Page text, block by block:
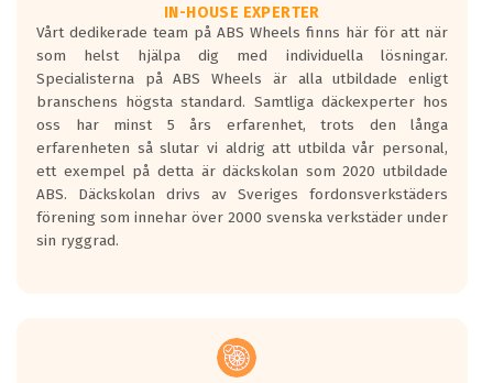
Våtgrepp egenskaper:
Betygsskalan är satt A till F. Där A påvisar
den kortaste bromssträckan och F är den
längsta.
Inga D eller G betyg delas ut för
personbilar och lätta lastbilar.
Betyget sätts efter ett test där däcken
skall bromsa in på en väg där det ligger
0.5-1.5 mm vatten.
I 80km/h kommer skillnaden på
Vid körning i över 50km/h brukar
IN-HOUSE EXPERTER
Vårt dedikerade team på ABS Wheels finns här för att när
som helst hjälpa dig med individuella lösningar.
Specialisterna på ABS Wheels är alla utbildade enligt
branschens högsta standard. Samtliga däckexperter hos
oss har minst 5 års erfarenhet, trots den långa
erfarenheten så slutar vi aldrig att utbilda vår personal,
ett exempel på detta är däckskolan som 2020 utbildade
ABS. Däckskolan drivs av Sveriges fordonsverkstäders
förening som innehar över 2000 svenska verkstäder under
sin ryggrad.